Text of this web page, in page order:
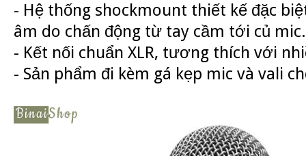
- Hệ thống shockmount thiết kế đặc
âm do chấn động từ tay cầm tới củ mic.
- Kết nối chuẩn XLR, tương thích với
- Sản phẩm đi kèm gá kẹp mic và vali